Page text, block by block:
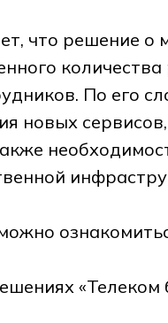
что решение о
количества
По его
новых